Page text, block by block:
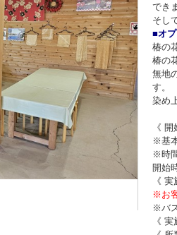
でき
そし
■オ
椿の
椿の
無地
す。
染め
《
※基
※時
開始
《
※お
※バ
《 実